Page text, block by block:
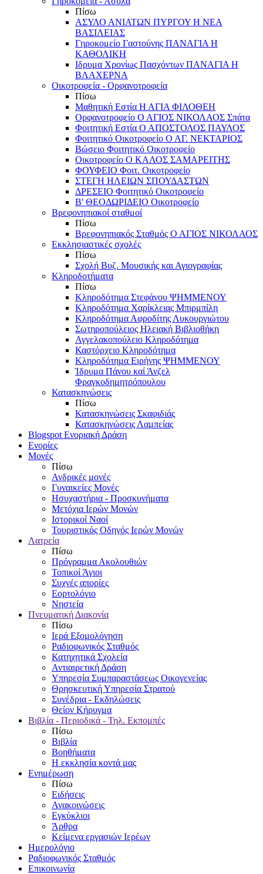
Πίσω
ΑΣΥΛΟ ΑΝΙΑΤΩΝ ΠΥΡΓΟΥ Η ΝΕΑ
ΒΑΣΙΛΕΙΑΣ
Γηροκομείο Γαστούνης ΠΑΝΑΓΙΑ Η
ΚΑΘΟΛΙΚΗ
Ιδρυμα Χρονίως Πασχόντων ΠΑΝΑΓΙΑ Η
ΒΛΑΧΕΡΝΑ
Οικοτροφεία - Ορφανοτροφεία
Πίσω
Μαθητική Εστία Η ΑΓΙΑ ΦΙΛΟΘΕΗ
Ορφανοτροφείο Ο ΑΓΙΟΣ ΝΙΚΟΛΑΟΣ Σπάτα
Φοιτητική Εστία Ο ΑΠΟΣΤΟΛΟΣ ΠΑΥΛΟΣ
Φοιτητικό Οικοτροφείο Ο ΑΓ. ΝΕΚΤΑΡΙΟΣ
Βώσειο Φοιτητικό Οικοτροφείο
Οικοτροφείο Ο ΚΑΛΟΣ ΣΑΜΑΡΕΙΤΗΣ
ΦΟΥΦΕΙΟ Φοιτ. Οικοτροφείο
ΣΤΕΓΗ ΗΛΕΙΩΝ ΣΠΟΥΔΑΣΤΩΝ
ΔΡΕΣΕΙΟ Φοιτητικό Οικοτροφείο
Β' ΘΕΟΔΩΡΙΔΕΙΟ Οικοτροφείο
Βρεφονηπιακοί σταθμοί
Πίσω
Βρεφονηπιακός Σταθμός Ο ΑΓΙΟΣ ΝΙΚΟΛΑΟΣ
Εκκλησιαστικές σχολές
Πίσω
Σχολή Βυζ. Μουσικής και Αγιογραφίας
Κληροδοτήματα
Πίσω
Κληροδότημα Στεφάνου ΨΗΜΜΕΝΟΥ
Κληροδότημα Χαρίκλειας Μπιρμπίλη
Κληροδότημα Αφροδίτης Λυκουργιώτου
Σωτηροπούλειος Ηλειακή Βιβλιοθήκη
Αγγελακοπούλειο Κληροδότημα
Καστόρχειο Κληροδότημα
Κληροδότημα Ειρήνης ΨΗΜΜΕΝΟΥ
Ίδρυμα Πάνου καί Άνζελ
Φραγκοδημητρόπουλου
Κατασκηνώσεις
Πίσω
Κατασκηνώσεις Σκαφιδιάς
Κατασκηνώσεις Λαμπείας
Blogspot Ενοριακή Δράση
Ενορίες
Μονές
Πίσω
Ανδρικές μονές
Γυναικείες Μονές
Ησυχαστήρια - Προσκυνήματα
Μετόχια Ιερών Μονών
Ιστορικοί Ναοί
Τουριστικός Οδηγός Ιερών Μονών
Λατρεία
Πίσω
Πρόγραμμα Ακολουθιών
Τοπικοί Άγιοι
Συχνές απορίες
Εορτολόγιο
Νηστεία
Πνευματική Διακονία
Πίσω
Ιερά Εξομολόγηση
Ραδιοφωνικός Σταθμός
Κατηχητικά Σχολεία
Αντιαιρετική Δράση
Υπηρεσία Συμπαραστάσεως Οικογενείας
Θρησκευτική Υπηρεσία Στρατού
Συνέδρια - Εκδηλώσεις
Θείον Κήρυγμα
Βιβλία - Περιοδικά - Τηλ. Εκπομπές
Πίσω
Βιβλία
Βοηθήματα
Η εκκλησία κοντά μας
Ενημέρωση
Πίσω
Ειδήσεις
Ανακοινώσεις
Εγκύκλιοι
Άρθρα
Κείμενα εργασιών Ιερέων
Ημερολόγιο
Ραδιοφωνικός Σταθμός
Επικοινωνία